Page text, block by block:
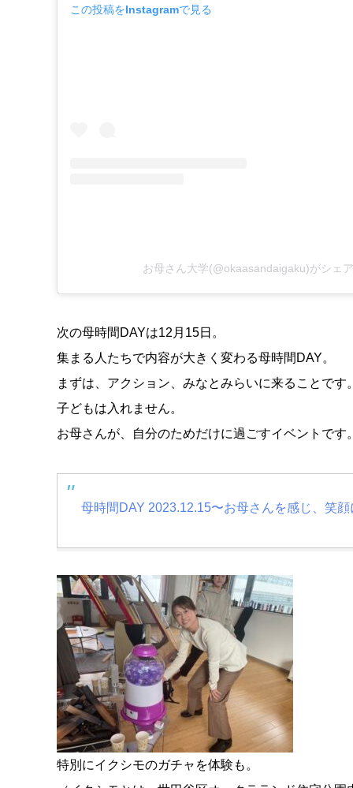
この投稿をInstagramで見る
お母さん大学(@okaasandaigaku)がシェ
次の母時間DAYは12月15日。
集まる人たちで内容が大きく変わる母時間DAY。
まずは、アクション、みなとみらいに来ることです。
子どもは入れません。
お母さんが、自分のためだけに過ごすイベントです。
母時間DAY 2023.12.15〜お母さんを感じ、笑顔
特別にイクシモのガチャを体験も。